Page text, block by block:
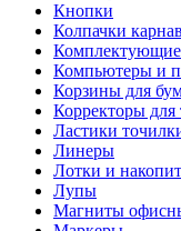
Кнопки
Колпачки
Комплектующие
Компьютеры и
Корзины для
Корректоры для
Ластики
Линеры
Лотки и
Лупы
Магниты